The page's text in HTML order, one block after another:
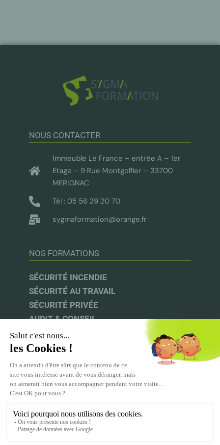
NOUS CONTACTER
Immeuble Le France – entrée A – 1er
Etage – 9 Rue Montgolfier – 33700
MERIGNAC
Tél : 05 56 29 20 70
sygmaformation@orange.fr
NOS FORMATIONS
SÉCURITÉ INCENDIE
SÉCURITÉ AU TRAVAIL
SÉCURITÉ PRIVÉE
AUDIT & CONSEIL
INFOS UTILES
UFACS | CNAPS |INRS |CPF
ACPR-PRÉVENTION
CGV